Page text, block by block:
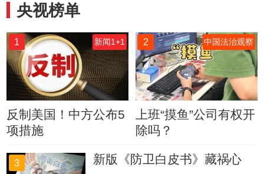
央视榜单
1 新闻1+1
反制美国！中方公布5
项措施
2 中国法治观察
上班“摸鱼”公司有权开
除吗？
3 新版《防卫白皮书》藏祸心